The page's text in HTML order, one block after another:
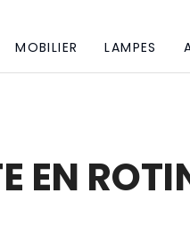
MOBILIER LAMPES
EN